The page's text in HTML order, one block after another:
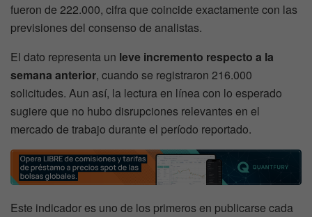
fueron de 222.000, cifra que coincide exactamente con las
previsiones del consenso de analistas.
El dato representa un leve incremento respecto a la
semana anterior, cuando se registraron 216.000
solicitudes. Aun así, la lectura en línea con lo esperado
sugiere que no hubo disrupciones relevantes en el
mercado de trabajo durante el período reportado.
Este indicador es uno de los primeros en publicarse cada